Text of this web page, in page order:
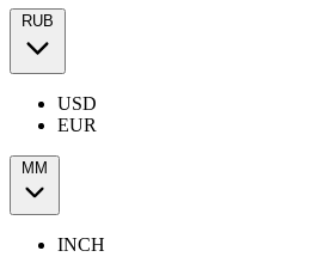
RUB
USD
EUR
ММ
INCH